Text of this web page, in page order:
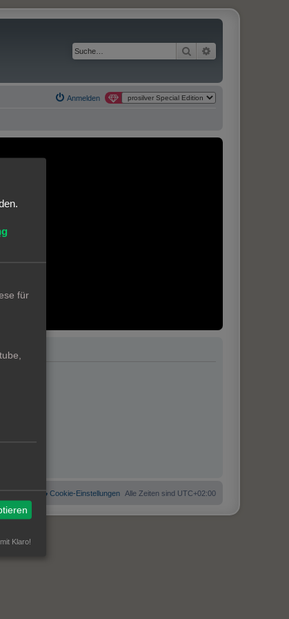
Suche
Anmelden
Alle Zeiten sind UTC+02:00
Cookie-Einstellungen
löschen
für
Klaro!